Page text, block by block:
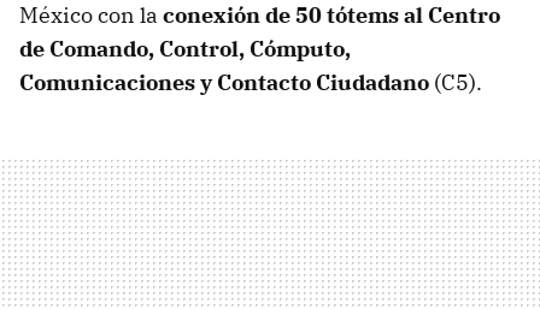
México con la conexión de 50 tótems al Centro
de Comando, Control, Cómputo,
Comunicaciones y Contacto Ciudadano (C5).